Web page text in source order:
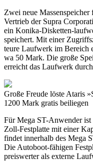
Zwei neue
Vertrieb der Supra
ein Konika-Disketten-
speichert. Mit einer
teure Laufwerk im Bereich
wa 50 Mark. Die große
erreicht das Laufwerk
Große Freude löste Ataris
1200 Mark gratis beiliegen
Für Mega ST-Anwender
Zoll-Festplatte mit einer
findet innerhalb des Mega
Die Autoboot-fähigen
preiswerter als externe